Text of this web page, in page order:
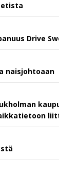
Drive
naisjohtoaan